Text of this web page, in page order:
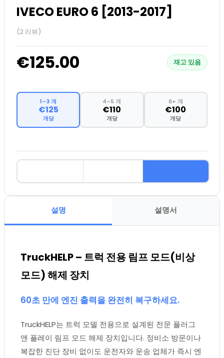
IVECO EURO 6 [2013-2017]
(2 리뷰)
€125.00 재고 있음
1–3 개
€125
개당
4–5 개
€110
개당
6+ 개
€100
개당
설명 설명서
TruckHELP – 트럭 전용 림프 모드(비상
모드) 해제 장치
60초 만에 엔진 출력을 완전히 복구하세요.
TruckHELP는 트럭 모델 전용으로 설계된 전문 플러그
앤 플레이 림프 모드 해제 장치입니다. 정비소 방문이나
복잡한 진단 장비 없이도 운전자와 운송 업체가 즉시 엔